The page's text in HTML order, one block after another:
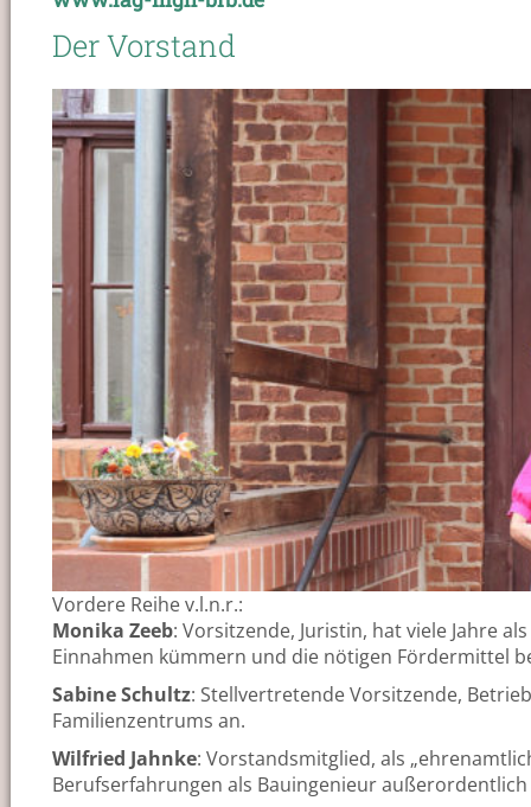
Der Vorstand
Vordere Reihe v.l.n.r.:
Monika Zeeb: Vorsitzende, Juristin, hat viele Jahre
Einnahmen kümmern und die nötigen Fördermittel
Sabine Schultz: Stellvertretende Vorsitzende,
Familienzentrums an.
Wilfried Jahnke: Vorstandsmitglied, als
Berufserfahrungen als Bauingenieur